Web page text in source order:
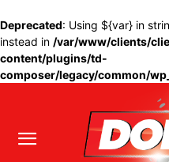
Deprecated: Using ${var} in
instead in /var/www/clients/
content/plugins/td-
composer/legacy/common/